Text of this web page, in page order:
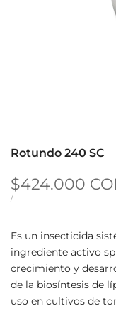
Rotundo 240 SC
Precio de
$424.000
PRECIO UNITARIO
/POR
Es un insecticida
ingrediente activo
crecimiento y
de la biosíntesis de
uso en cultivos de